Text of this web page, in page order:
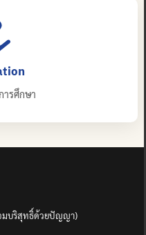
รศึกษา
บริสุทธิ์ด้วยปัญญา)